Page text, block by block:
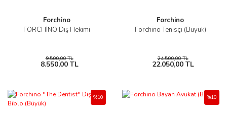
Forchino
FORCHİNO Diş Hekimi
9.500,00 TL
8.550,00 TL
Forchino
Forchino Tenisçi (Büyük)
24.500,00 TL
22.050,00 TL
%10 %10